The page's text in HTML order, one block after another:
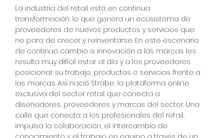
La industria del retail está en continua
transformación, lo que genera un ecosistema de
proveedores de nuevos productos y servicios que
no para de crecer y reinventarse. En este escenario
de continuo cambio e innovación a las marcas les
resulta muy difícil estar al día y a los proveedores
posicionar su trabajo, productos o servicios frente a
las marcas. Así nació Strabe, la plataforma online
exclusiva del sector retail que conecta a
diseñadores, proveedores y marcas del sector. Una
calle que conecta a los profesionales del retail,
impulsa la colaboración, el intercambio de